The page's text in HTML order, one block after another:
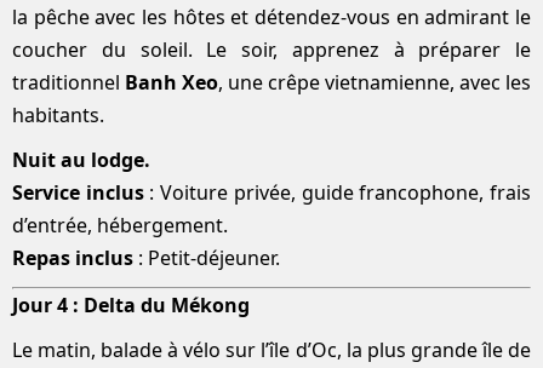
la pêche avec les hôtes et détendez-vous en admirant le
coucher du soleil. Le soir, apprenez à préparer le
traditionnel Banh Xeo, une crêpe vietnamienne, avec les
habitants.
Nuit au lodge.
Service inclus: Voiture privée, guide francophone, frais
d’entrée, hébergement.
Repas inclus : Petit-déjeuner.
Jour 4 : Delta du Mékong
Le matin, balade à vélo sur l’île d’Oc, la plus grande île de